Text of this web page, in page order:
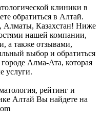
клиники в
обратиться в Алтай.
Алматы, Казахстан! Ниже
нашей компании,
а также отзывами,
выбор и обратиться
Алма-Ата, которая
услуги.
рейтинг и
Алтай Вы найдете на